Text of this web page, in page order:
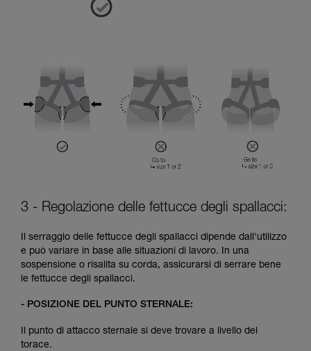
3 - Regolazione delle fettucce degli spallacci:
Il serraggio delle fettucce degli spallacci dipende dall'utilizzo
e può variare in base alle situazioni di lavoro. In una
sospensione o risalita su corda, assicurarsi di serrare bene
le fettucce degli spallacci.
- POSIZIONE DEL PUNTO STERNALE:
Il punto di attacco sternale si deve trovare a livello del
torace.